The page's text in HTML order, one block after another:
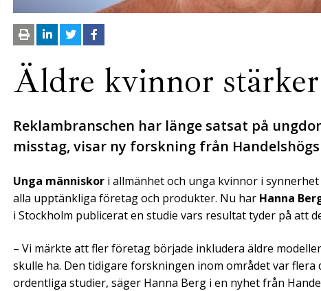
Äldre kvinnor
Reklambranschen har länge satsat på
misstag, visar ny forskning från
Unga människor i allmänhet och unga kvinnor i
alla upptänkliga företag och produkter. Nu har Hanna
i Stockholm publicerat en studie vars resultat tyder på att
– Vi märkte att fler företag började inkludera äldre
skulle ha. Den tidigare forskningen inom området var flera
ordentliga studier, säger Hanna Berg i en nyhet från